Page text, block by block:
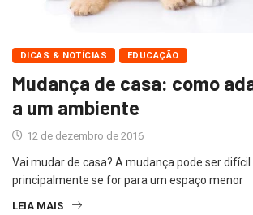
DICAS & NOTÍCIAS EDUCAÇÃO
Mudança de casa: como
a um ambiente
12 de dezembro de 2016
Vai mudar de casa? A mudança pode ser difícil
principalmente se for para um espaço menor
LEIA MAIS